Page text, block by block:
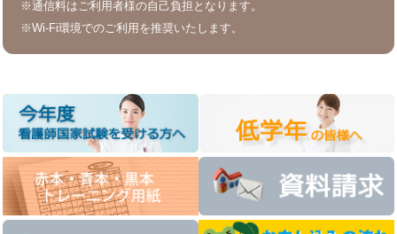
※通信料はご利用者様の自己負担となります。
※Wi-Fi環境でのご利用を推奨いたします。